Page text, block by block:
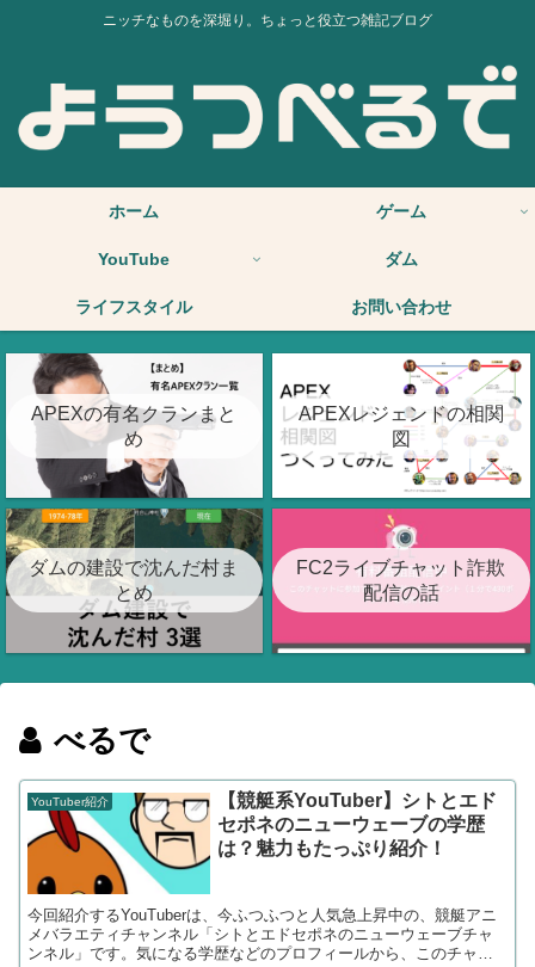
ニッチなものを深堀り。ちょっと役立つ雑記ブログ
ホーム ゲーム
YouTube ダム
ライフスタイル お問い合わせ
APEXの有名クランまと
め
APEXレジェンドの相関
図
ダムの建設で沈んだ村ま
とめ
FC2ライブチャット詐欺
配信の話
べるで
YouTuber紹介
【競艇系YouTuber】シトとエド
セポネのニューウェーブの学歴
は？魅力もたっぷり紹介！
今回紹介するYouTuberは、今ふつふつと人気急上昇中の、競艇アニ
メバラエティチャンネル「シトとエドセポネのニューウェーブチャ
ンネル」です。気になる学歴などのプロフィールから、このチャン